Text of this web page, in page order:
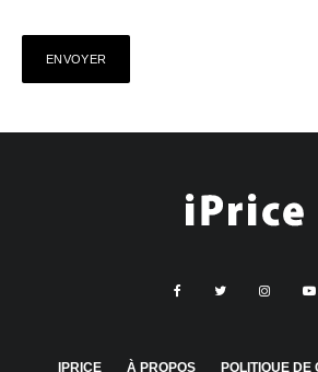
IPRICE À PROPOS POLITIQUE DE